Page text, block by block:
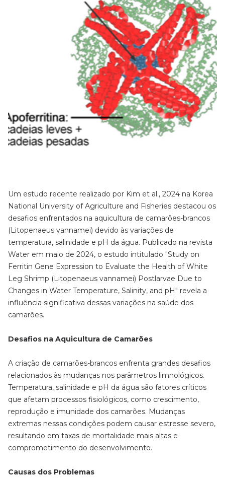
Um estudo recente realizado por Kim et al., 2024 na Korea
National University of Agriculture and Fisheries destacou os
desafios enfrentados na aquicultura de camarões-brancos
(Litopenaeus vannamei) devido às variações de
temperatura, salinidade e pH da água. Publicado na revista
Water em maio de 2024, o estudo intitulado "Study on
Ferritin Gene Expression to Evaluate the Health of White
Leg Shrimp (Litopenaeus vannamei) Postlarvae Due to
Changes in Water Temperature, Salinity, and pH" revela a
influência significativa dessas variações na saúde dos
camarões.
Desafios na Aquicultura de Camarões
A criação de camarões-brancos enfrenta grandes desafios
relacionados às mudanças nos parâmetros limnológicos.
Temperatura, salinidade e pH da água são fatores críticos
que afetam processos fisiológicos, como crescimento,
reprodução e imunidade dos camarões. Mudanças
extremas nessas condições podem causar estresse severo,
resultando em taxas de mortalidade mais altas e
comprometimento do desenvolvimento.
Causas dos Problemas